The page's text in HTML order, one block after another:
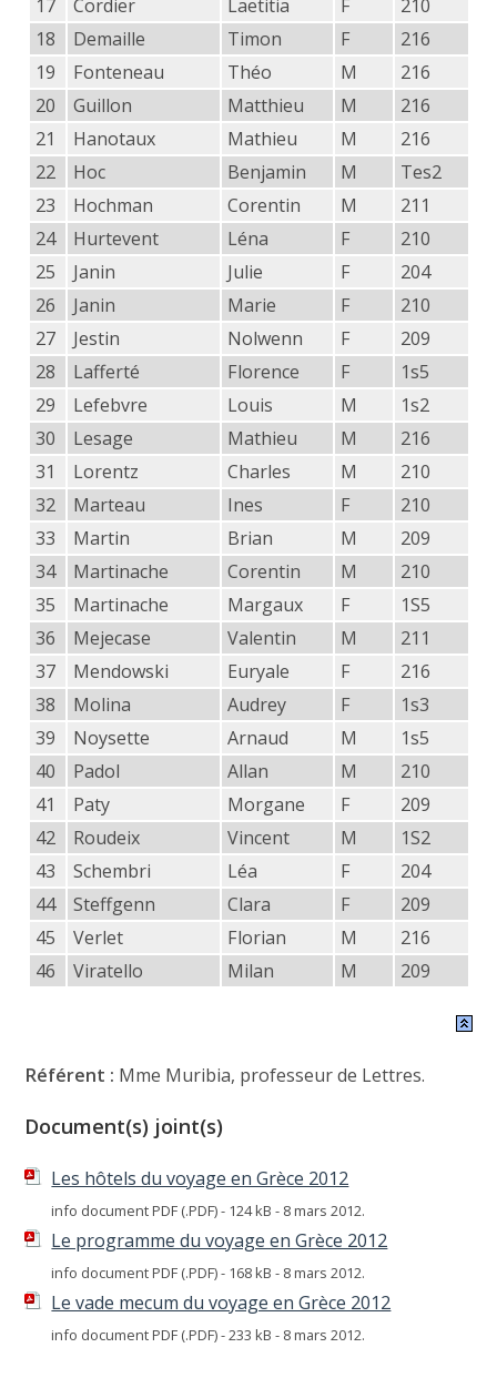
17 Cordier Laetitia F
210
18
Demaille Timon F
216
19
Fonteneau Théo M
216
20
Guillon Matthieu M
216
21
Hanotaux Mathieu M
216
22
Hoc Benjamin M
Tes2
23
Hochman Corentin M
211
24
Hurtevent Léna F
210
25
Janin Julie F
204
26
Janin Marie F
210
27
Jestin Nolwenn F
209
28
Lafferté Florence F
1s5
29
Lefebvre Louis M
1s2
30
Lesage Mathieu M
216
31
Lorentz Charles M
210
32
Marteau Ines F
210
33
Martin Brian M
209
34
Martinache Corentin M
210
35
Martinache Margaux F
1S5
36
Mejecase Valentin M
211
37
Mendowski Euryale F
216
38
Molina Audrey F
1s3
39
Noysette Arnaud M
1s5
40
Padol Allan M
210
41
Paty Morgane F
209
42
Roudeix Vincent M
1S2
43
Schembri Léa F
204
44
Steffgenn Clara F
209
45
Verlet Florian M
216
46
Viratello Milan M 209
Référent : Mme Muribia, professeur de Lettres.
Document(s) joint(s)
Les hôtels du voyage en Grèce 2012
info document PDF (.PDF) - 124 kB - 8 mars 2012.
Le programme du voyage en Grèce 2012
info document PDF (.PDF) - 168 kB - 8 mars 2012.
Le vade mecum du voyage en Grèce 2012
info document PDF (.PDF) - 233 kB - 8 mars 2012.